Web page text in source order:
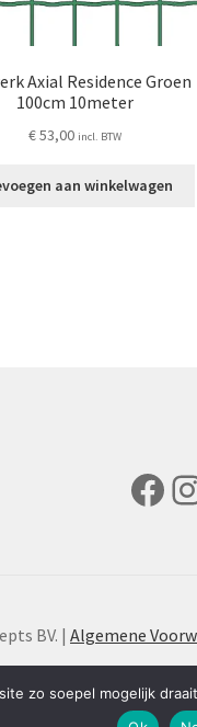
Axial Residence Groen
100cm 10meter
€53,00 incl. BTW
aan winkelwagen
BV. |Algemene
zo soepel mogelijk